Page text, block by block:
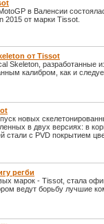
в Валенсии
2015 от марки Tissot.
от Tissot
Skeleton, разработанные
калибром, как и
новых
в двух версиях: в
с PVD покрытием
регби
марок - Tissot, стала
ведут борьбу лучшие